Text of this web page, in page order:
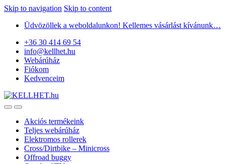
Skip to navigation Skip to content
Üdvözöllek a weboldalunkon! Kellemes vásárlást kívánunk…
+36 30 414 69 54
info@kellhet.hu
Webárúház
Fiókom
Kedvenceim
Akciós termékeink
Teljes webárúház
Elektromos rollerek
Cross/Dirtbike – Minicross
Offroad buggy